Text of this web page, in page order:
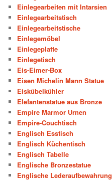
Einlegearbeiten mit Intarsien
Einlegearbeitstisch
Einlegearbeitstische
Einlegemöbel
Einlegeplatte
Einlegetisch
Eis-Eimer-Box
Eisen Michelin Mann Statue
Eiskübelkühler
Elefantenstatue aus Bronze
Empire Marmor Urnen
Empire-Couchtisch
Englisch Esstisch
Englisch Küchentisch
Englisch Tabelle
Englische Bronzestatue
Englische Lederaufbewahrung